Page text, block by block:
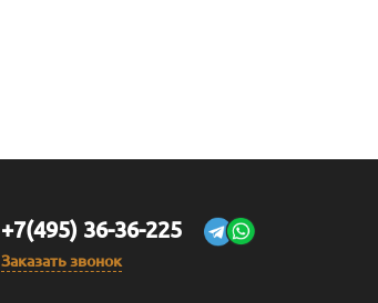
+7(495) 36-36-225
Заказать звонок